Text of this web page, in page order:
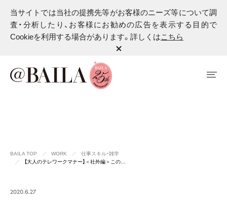
当サイトでは当社の提携先等がお客様のニーズ等について調
査・分析したり、お客様にお勧めの広告を表示する目的で
Cookieを利用する場合があります。詳しくはこちら
BAILA TOP WORK
仕事スキル・雑学
【大人のテレワークマナー】＜社外編＞この…
2020.6.27